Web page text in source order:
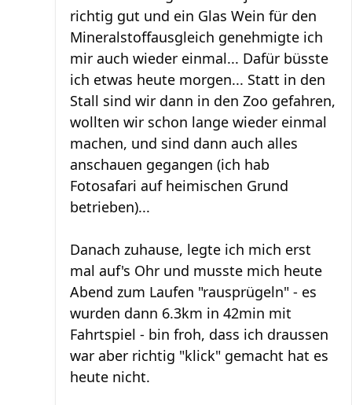
richtig gut und ein Glas Wein für den
Mineralstoffausgleich genehmigte ich
mir auch wieder einmal... Dafür büsste
ich etwas heute morgen... Statt in den
Stall sind wir dann in den Zoo gefahren,
wollten wir schon lange wieder einmal
machen, und sind dann auch alles
anschauen gegangen (ich hab
Fotosafari auf heimischen Grund
betrieben)...
Danach zuhause, legte ich mich erst
mal auf's Ohr und musste mich heute
Abend zum Laufen "rausprügeln" - es
wurden dann 6.3km in 42min mit
Fahrtspiel - bin froh, dass ich draussen
war aber richtig "klick" gemacht hat es
heute nicht.